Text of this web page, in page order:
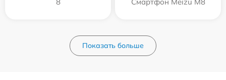
Показать больше